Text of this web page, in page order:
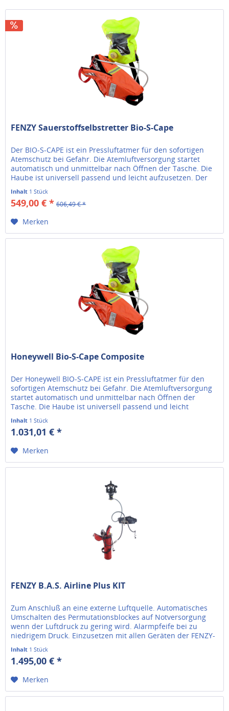
FENZY Sauerstoffselbstretter Bio-S-Cape
Der BIO-S-CAPE ist ein Pressluftatmer für den sofortigen
Atemschutz bei Gefahr. Die Atemluftversorgung startet
automatisch und unmittelbar nach Öffnen der Tasche. Die
Haube ist universell passend und leicht aufzusetzen. Der
Bio-S-Cape...
Inhalt 1 Stück
549,00 € * 606,49 € *
Merken
Honeywell Bio-S-Cape Composite
Der Honeywell BIO-S-CAPE ist ein Pressluftatmer für den
sofortigen Atemschutz bei Gefahr. Die Atemluftversorgung
startet automatisch und unmittelbar nach Öffnen der
Tasche. Die Haube ist universell passend und leicht
aufzusetzen. Der...
Inhalt 1 Stück
1.031,01 € *
Merken
FENZY B.A.S. Airline Plus KIT
Zum Anschluß an eine externe Luftquelle. Automatisches
Umschalten des Permutationsblockes auf Notversorgung
wenn der Luftdruck zu gering wird. Alarmpfeife bei zu
niedrigem Druck. Einzusetzen mit allen Geräten der FENZY-
Serie
Inhalt 1 Stück
1.495,00 € *
Merken